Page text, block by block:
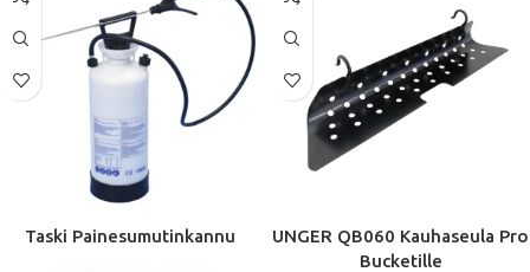
Taski Painesumutinkannu
UNGER QB060 Kauhaseula Pro
Bucketille